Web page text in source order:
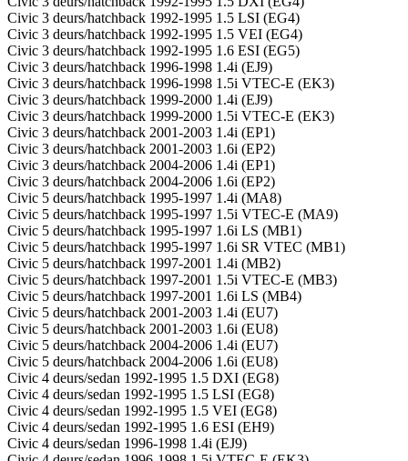
Civic 3 deurs/hatchback 1992-1995 1.5 LSI (EG4)
Civic 3 deurs/hatchback 1992-1995 1.5 VEI (EG4)
Civic 3 deurs/hatchback 1992-1995 1.6 ESI (EG5)
Civic 3 deurs/hatchback 1996-1998 1.4i (EJ9)
Civic 3 deurs/hatchback 1996-1998 1.5i VTEC-E (EK3)
Civic 3 deurs/hatchback 1999-2000 1.4i (EJ9)
Civic 3 deurs/hatchback 1999-2000 1.5i VTEC-E (EK3)
Civic 3 deurs/hatchback 2001-2003 1.4i (EP1)
Civic 3 deurs/hatchback 2001-2003 1.6i (EP2)
Civic 3 deurs/hatchback 2004-2006 1.4i (EP1)
Civic 3 deurs/hatchback 2004-2006 1.6i (EP2)
Civic 5 deurs/hatchback 1995-1997 1.4i (MA8)
Civic 5 deurs/hatchback 1995-1997 1.5i VTEC-E (MA9)
Civic 5 deurs/hatchback 1995-1997 1.6i LS (MB1)
Civic 5 deurs/hatchback 1995-1997 1.6i SR VTEC (MB1)
Civic 5 deurs/hatchback 1997-2001 1.4i (MB2)
Civic 5 deurs/hatchback 1997-2001 1.5i VTEC-E (MB3)
Civic 5 deurs/hatchback 1997-2001 1.6i LS (MB4)
Civic 5 deurs/hatchback 2001-2003 1.4i (EU7)
Civic 5 deurs/hatchback 2001-2003 1.6i (EU8)
Civic 5 deurs/hatchback 2004-2006 1.4i (EU7)
Civic 5 deurs/hatchback 2004-2006 1.6i (EU8)
Civic 4 deurs/sedan 1992-1995 1.5 DXI (EG8)
Civic 4 deurs/sedan 1992-1995 1.5 LSI (EG8)
Civic 4 deurs/sedan 1992-1995 1.5 VEI (EG8)
Civic 4 deurs/sedan 1992-1995 1.6 ESI (EH9)
Civic 4 deurs/sedan 1996-1998 1.4i (EJ9)